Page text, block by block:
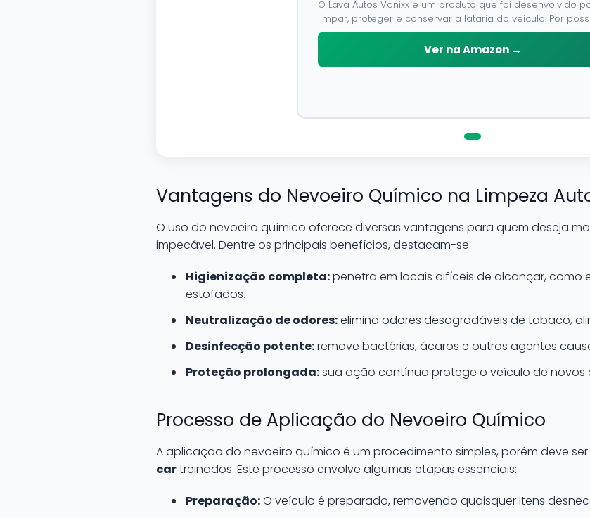
O Lava Autos Vonixx e um produto que foi desenvolvido
limpar, proteger e conservar a lataria do veiculo. Por
neutro, pode ser aplicado em qualquer superficie sem
Ver na Amazon →
Vantagens do Nevoeiro Químico na Limpeza
O uso do nevoeiro químico oferece diversas vantagens para quem deseja
impecável. Dentre os principais benefícios, destacam-se:
Higienização completa:penetra em locais difíceis de alcançar, como
estofados.
Neutralização de odores:elimina odores desagradáveis de tabaco,
Desinfecção potente:remove bactérias, ácaros e outros agentes
Proteção prolongada:sua ação contínua protege o veículo de novos
Processo de Aplicação do Nevoeiro Químico
A aplicação do nevoeiro químico é um procedimento simples, porém deve
cartreinados. Este processo envolve algumas etapas essenciais:
Preparação:O veículo é preparado, removendo quaisquer itens